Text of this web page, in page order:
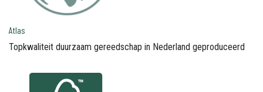
Atlas
Topkwaliteit duurzaam gereedschap in Nederland geproduceerd